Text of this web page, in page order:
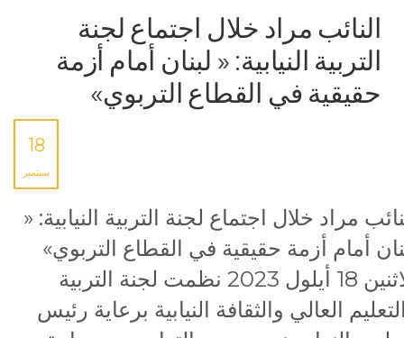
النائب مراد خلال اجتماع لجنة
التربية النيابية: « لبنان أمام أزمة
حقيقية في القطاع التربوي»
18
سبتمبر
مراد خلال اجتماع لجنة التربية النيابية: «
أمام أزمة حقيقية في القطاع التربوي»
الاثنين 18 أيلول 2023 نظمت لجنة التربية
العالي والثقافة النيابية برعاية رئيس